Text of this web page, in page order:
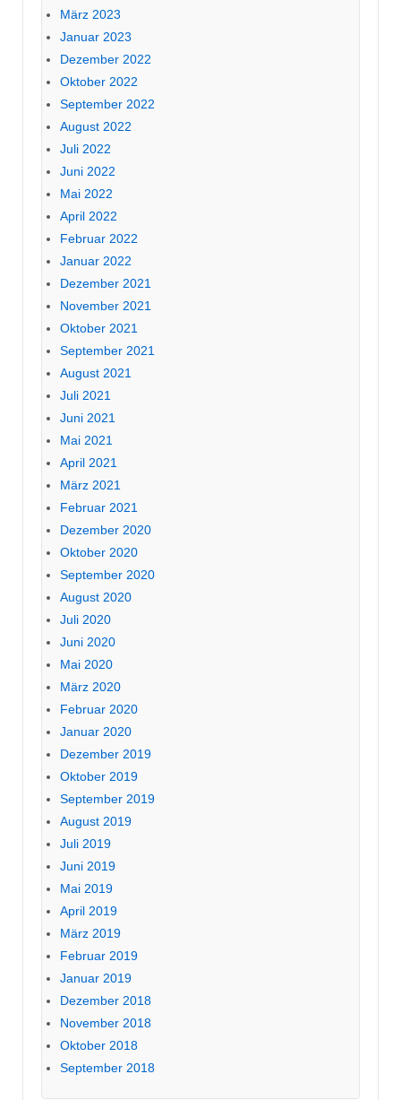
März 2023
Januar 2023
Dezember 2022
Oktober 2022
September 2022
August 2022
Juli 2022
Juni 2022
Mai 2022
April 2022
Februar 2022
Januar 2022
Dezember 2021
November 2021
Oktober 2021
September 2021
August 2021
Juli 2021
Juni 2021
Mai 2021
April 2021
März 2021
Februar 2021
Dezember 2020
Oktober 2020
September 2020
August 2020
Juli 2020
Juni 2020
Mai 2020
März 2020
Februar 2020
Januar 2020
Dezember 2019
Oktober 2019
September 2019
August 2019
Juli 2019
Juni 2019
Mai 2019
April 2019
März 2019
Februar 2019
Januar 2019
Dezember 2018
November 2018
Oktober 2018
September 2018